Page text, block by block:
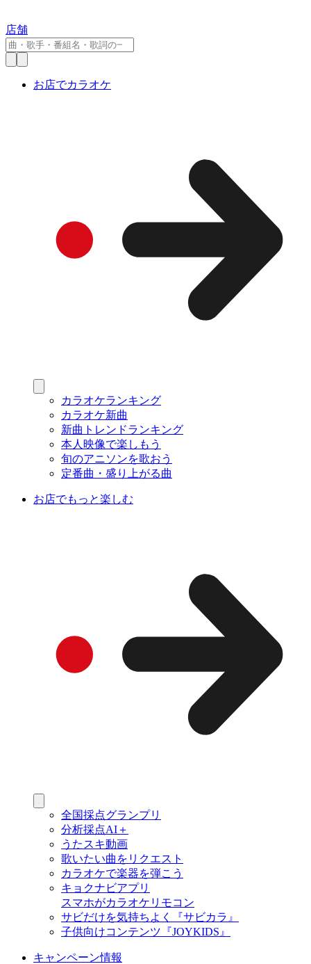
店舗
お店でカラオケ
カラオケランキング
カラオケ新曲
新曲トレンドランキング
本人映像で楽しもう
旬のアニソンを歌おう
定番曲・盛り上がる曲
お店でもっと楽しむ
全国採点グランプリ
分析採点AI＋
うたスキ動画
歌いたい曲をリクエスト
カラオケで楽器を弾こう
キョクナビアプリ
スマホがカラオケリモコン
サビだけを気持ちよく『サビカラ』
子供向けコンテンツ『JOYKIDS』
キャンペーン情報